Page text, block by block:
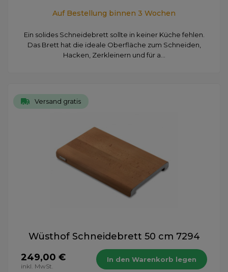
Auf Bestellung binnen 3 Wochen
Ein solides Schneidebrett sollte in keiner Küche fehlen.
Das Brett hat die ideale Oberfläche zum Schneiden,
Hacken, Zerkleinern und für a...
Versand gratis
Wüsthof Schneidebrett 50 cm 7294
249,00 €
inkl. MwSt.
In den Warenkorb legen